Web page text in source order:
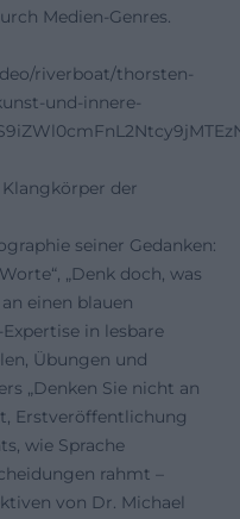
Medien-Genres.
riverboat/thorsten-
und-innere-
der
seiner Gedanken:
„Denk doch, was
einen blauen
in lesbare
Übungen und
„Denken Sie nicht an
Erstveröffentlichung
wie Sprache
rahmt –
von Dr. Michael